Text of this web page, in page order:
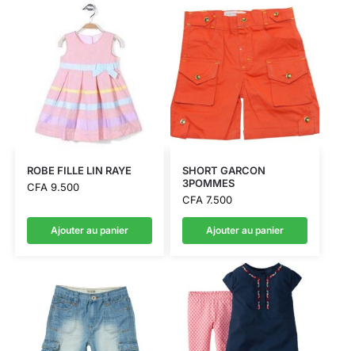
ROBE FILLE LIN RAYE
CFA9.500
Ajouter au panier
SHORT GARCON
3POMMES
CFA7.500
Ajouter au panier